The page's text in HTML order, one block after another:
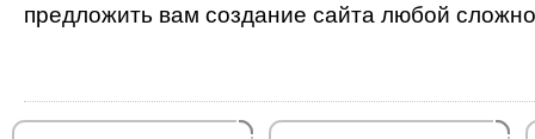
предложить вам создание сайта любой